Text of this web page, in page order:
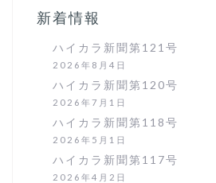
新着情報
ハイカラ新聞第121号
2026年8月4日
ハイカラ新聞第120号
2026年7月1日
ハイカラ新聞第118号
2026年5月1日
ハイカラ新聞第117号
2026年4月2日